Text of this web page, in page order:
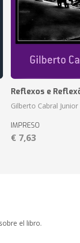
Reflexos e
Gilberto Cabral Junior
IMPRESO
€ 7,63
el libro.